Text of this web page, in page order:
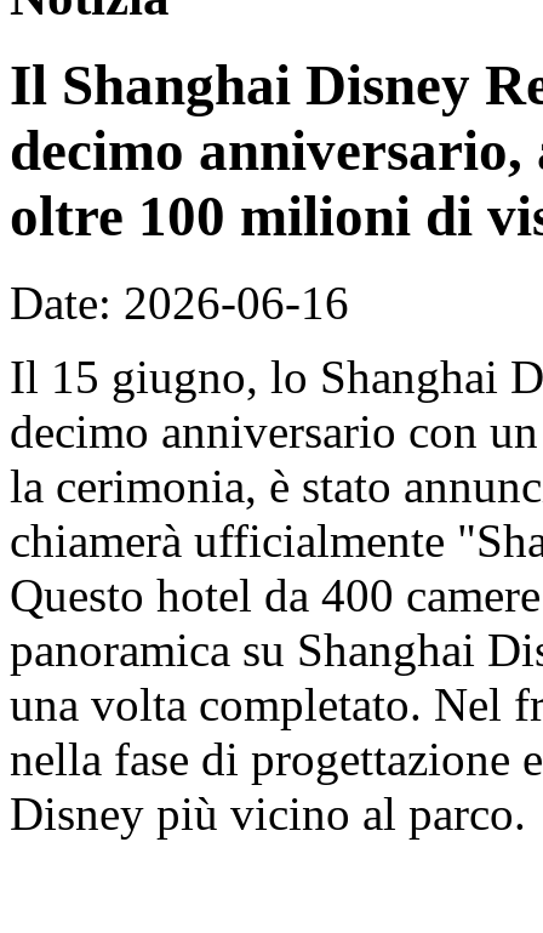
Il Shanghai Disney
decimo
oltre 100 milioni di
Date: 2026-06-16
Il 15 giugno, lo Shanghai
decimo anniversario con
la cerimonia, è stato
chiamerà ufficialmente
Questo hotel da 400
panoramica su Shanghai
una volta completato. Nel
nella fase di progettazione
Disney più vicino al parco.